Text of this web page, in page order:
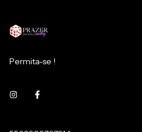
Permita-se !